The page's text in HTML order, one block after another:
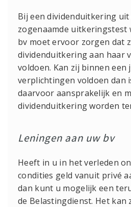
Bij een dividenduitkering uit
zogenaamde uitkeringstest
bv moet ervoor zorgen dat
dividenduitkering aan haar
voldoen. Kan zij binnen een
verplichtingen voldoen dan
daarvoor aansprakelijk en
dividenduitkering worden
Leningen aan uw bv
Heeft in u in het verleden
condities geld vanuit privé
dan kunt u mogelijk een
de Belastingdienst. Het kan